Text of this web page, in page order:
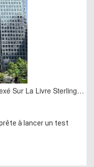
Sur La Livre Sterling…
à lancer un test